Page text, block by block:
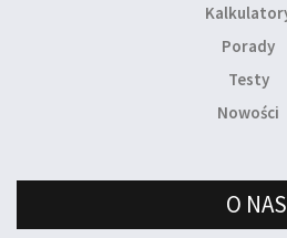
Porady
Testy
Nowości
O NAS